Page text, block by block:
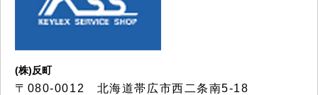
(株)反町
〒080-0012 北海道帯広市西二条南5-18